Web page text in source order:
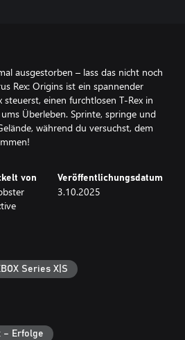
ausgestorben – lass das nicht noch
Rex: Origins ist ein spannender
steuerst, einen furchtlosen T-Rex in
Überleben. Sprinte, springe und
während du versuchst, dem
von Veröffentlichungsdatum
3.10.2025
Series X|S
– Erfolge